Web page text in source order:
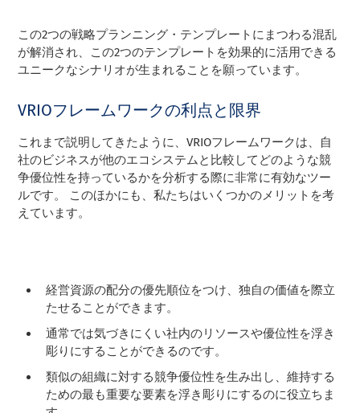
この2つの戦略プランニング・テンプレートにまつわる混乱
が解消され、この2つのテンプレートを効果的に活用できる
ユニークなシナリオが生まれることを願っています。
VRIOフレームワークの利点と限界
これまで説明してきたように、VRIOフレームワークは、自
社のビジネスが他のエコシステムと比較してどのような競
争優位性を持っているかを分析する際に非常に有効なツー
ルです。 このほかにも、私たちはいくつかのメリットを考
えています。
経営資源の配分の優先順位をつけ、独自の価値を際立
たせることができます。
通常では気づきにくい社内のリソースや優位性を浮き
彫りにすることができるのです。
類似の組織に対する競争優位性を生み出し、維持する
ための最も重要な要素を浮き彫りにするのに役立ちま